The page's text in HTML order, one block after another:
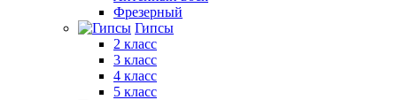
Фрезерный
Гипсы
2 класс
3 класс
4 класс
5 класс